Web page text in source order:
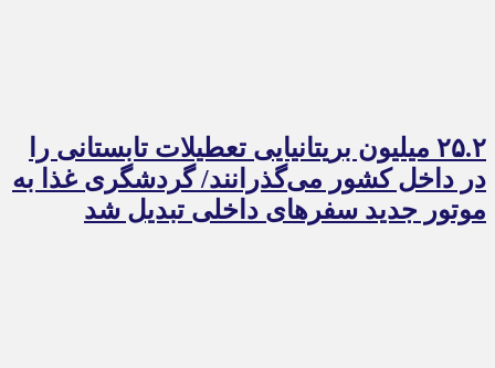
۲۵.۲ میلیون بریتانیایی تعطیلات تابستانی را
در داخل کشور می‌گذرانند/ گردشگری غذا به
موتور جدید سفرهای داخلی تبدیل شد